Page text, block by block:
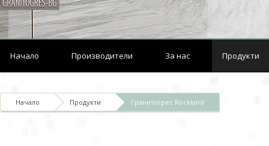
Начало Производители За нас Продукти
Начало Продукти Гранитогрес Rockland